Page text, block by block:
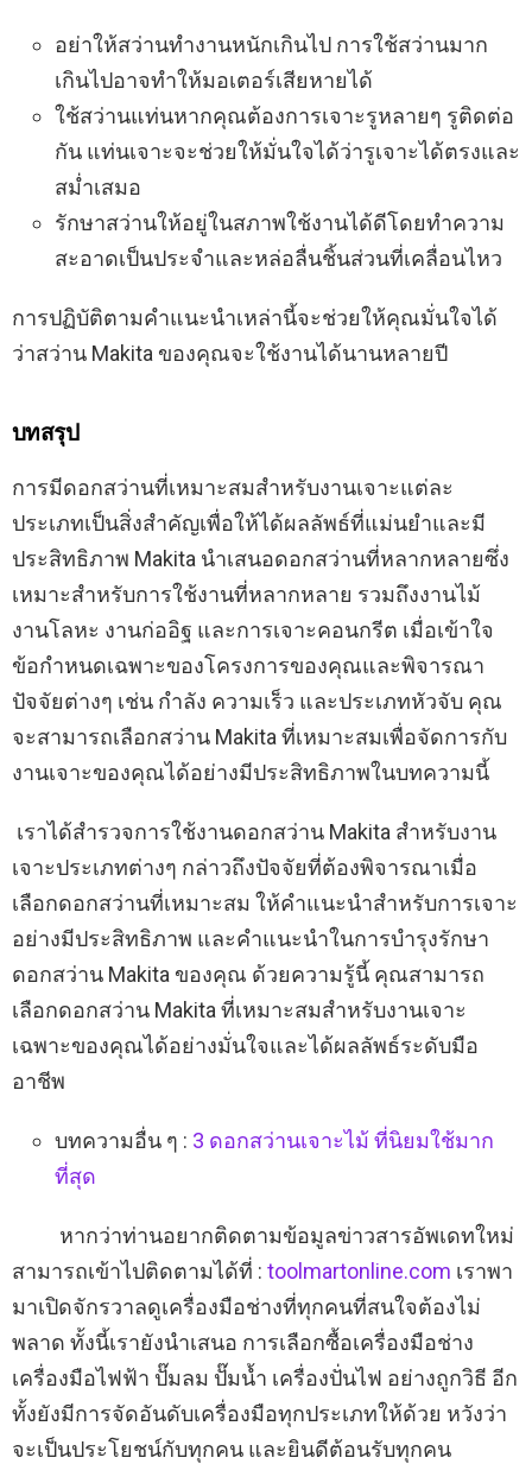
อย่าให้สว่านทำงานหนักเกินไป การใช้สว่านมาก
เกินไปอาจทำให้มอเตอร์เสียหายได้
ใช้สว่านแท่นหากคุณต้องการเจาะรูหลายๆ รูติดต่อ
กัน แท่นเจาะจะช่วยให้มั่นใจได้ว่ารูเจาะได้ตรงและ
สม่ำเสมอ
รักษาสว่านให้อยู่ในสภาพใช้งานได้ดีโดยทำความ
สะอาดเป็นประจำและหล่อลื่นชิ้นส่วนที่เคลื่อนไหว
การปฏิบัติตามคำแนะนำเหล่านี้จะช่วยให้คุณมั่นใจได้
ว่าสว่าน Makita ของคุณจะใช้งานได้นานหลายปี
บทสรุป
การมีดอกสว่านที่เหมาะสมสำหรับงานเจาะแต่ละ
ประเภทเป็นสิ่งสำคัญเพื่อให้ได้ผลลัพธ์ที่แม่นยำและมี
ประสิทธิภาพ Makita นำเสนอดอกสว่านที่หลากหลายซึ่ง
เหมาะสำหรับการใช้งานที่หลากหลาย รวมถึงงานไม้
งานโลหะ งานก่ออิฐ และการเจาะคอนกรีต เมื่อเข้าใจ
ข้อกำหนดเฉพาะของโครงการของคุณและพิจารณา
ปัจจัยต่างๆ เช่น กำลัง ความเร็ว และประเภทหัวจับ คุณ
จะสามารถเลือกสว่าน Makita ที่เหมาะสมเพื่อจัดการกับ
งานเจาะของคุณได้อย่างมีประสิทธิภาพในบทความนี้
เราได้สำรวจการใช้งานดอกสว่าน Makita สำหรับงาน
เจาะประเภทต่างๆ กล่าวถึงปัจจัยที่ต้องพิจารณาเมื่อ
เลือกดอกสว่านที่เหมาะสม ให้คำแนะนำสำหรับการเจาะ
อย่างมีประสิทธิภาพ และคำแนะนำในการบำรุงรักษา
ดอกสว่าน Makita ของคุณ ด้วยความรู้นี้ คุณสามารถ
เลือกดอกสว่าน Makita ที่เหมาะสมสำหรับงานเจาะ
เฉพาะของคุณได้อย่างมั่นใจและได้ผลลัพธ์ระดับมือ
อาชีพ
บทความอื่น ๆ : 3 ดอกสว่านเจาะไม้ ที่นิยมใช้มาก
ที่สุด
หากว่าท่านอยากติดตามข้อมูลข่าวสารอัพเดทใหม่
สามารถเข้าไปติดตามได้ที่ : toolmartonline.com เราพา
มาเปิดจักรวาลดูเครื่องมือช่างที่ทุกคนที่สนใจต้องไม่
พลาด ทั้งนี้เรายังนำเสนอ การเลือกซื้อเครื่องมือช่าง
เครื่องมือไฟฟ้า ปั๊มลม ปั๊มน้ำ เครื่องปั่นไฟ อย่างถูกวิธี อีก
ทั้งยังมีการจัดอันดับเครื่องมือทุกประเภทให้ด้วย หวังว่า
จะเป็นประโยชน์กับทุกคน และยินดีต้อนรับทุกคน